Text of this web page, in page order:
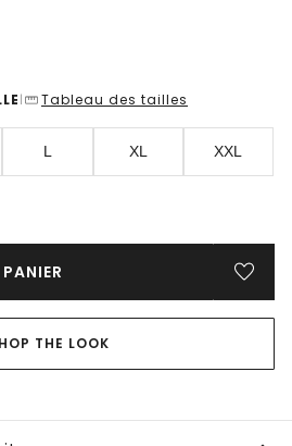
| Tableau des tailles
L XL XXL
THE LOOK